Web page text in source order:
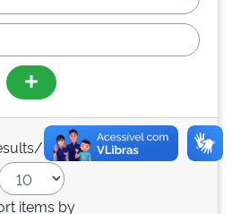
Page
items by